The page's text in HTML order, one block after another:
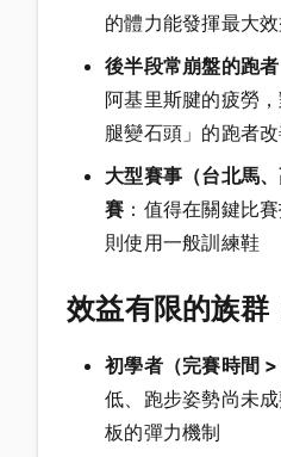
的體力能發揮最大
後半段常崩盤的跑者
阿基里斯腱的疲勞
腿變石頭」的跑者
大型賽事（台北馬
賽 ：值得在關鍵比
則使用一般訓練鞋
效益有限的族群
初學者（完賽時間
低、跑步姿勢尚未
板的彈力機制